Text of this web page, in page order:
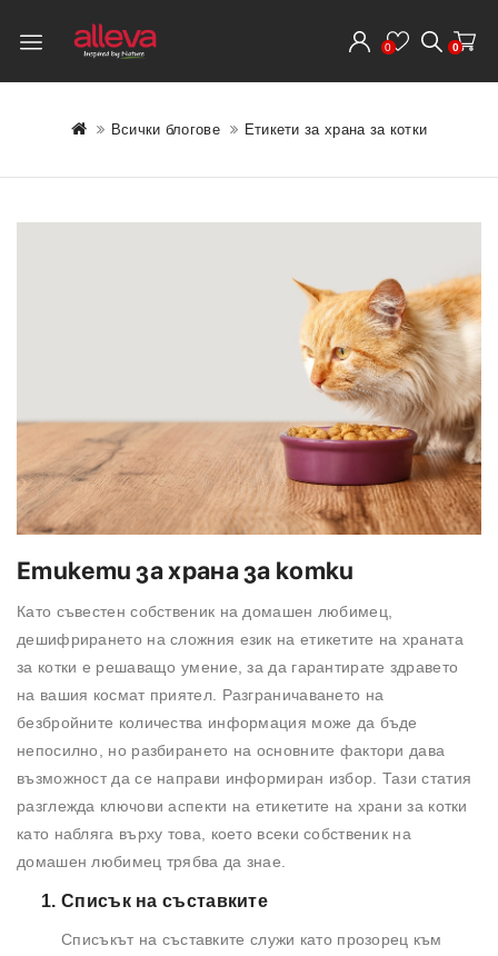
0
0
Всички блогове Етикети за храна за котки
Етикети за храна за котки
Като съвестен собственик на домашен любимец,
дешифрирането на сложния език на етикетите на храната
за котки е решаващо умение, за да гарантирате здравето
на вашия космат приятел. Разграничаването на
безбройните количества информация може да бъде
непосилно, но разбирането на основните фактори дава
възможност да се направи информиран избор. Тази статия
разглежда ключови аспекти на етикетите на храни за котки
като набляга върху това, което всеки собственик на
домашен любимец трябва да знае.
Списък на съставките
Списъкът на съставките служи като прозорец към